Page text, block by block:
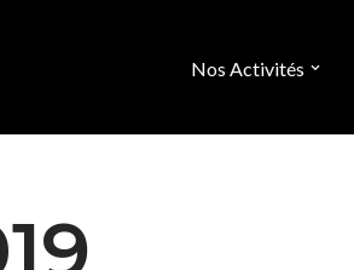
Nos Activités